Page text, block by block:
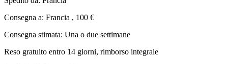
Consegna a: Francia , 100 €
Consegna stimata: Una o due settimane
Reso gratuito entro 14 giorni, rimborso integrale